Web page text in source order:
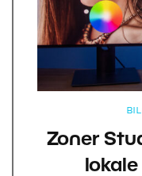
Zoner